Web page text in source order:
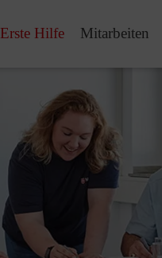
Erste Hilfe Mitarbeiten